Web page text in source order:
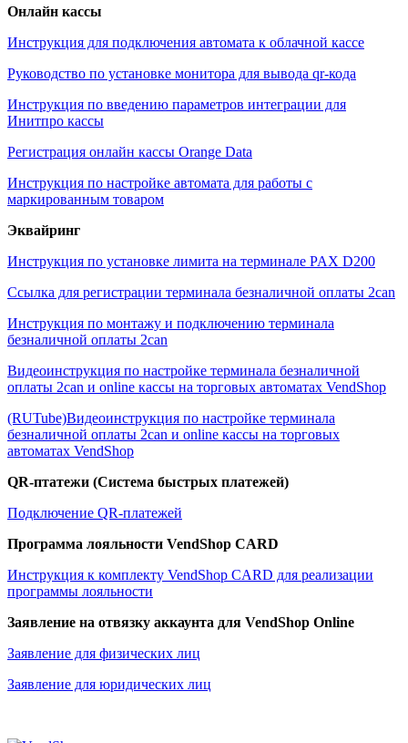
Онлайн кассы
Инструкция для подключения автомата к облачной кассе
Руководство по установке монитора для вывода qr-кода
Инструкция по введению параметров интеграции для
Инитпро кассы
Регистрация онлайн кассы Orange Data
Инструкция по настройке автомата для работы с
маркированным товаром
Эквайринг
Инструкция по установке лимита на терминале PAX D200
Ссылка для регистрации терминала безналичной оплаты 2can
Инструкция по монтажу и подключению терминала
безналичной оплаты 2can
Видеоинструкция по настройке терминала безналичной
оплаты 2can и online кассы на торговых автоматах VendShop
(RUTube)Видеоинструкция по настройке терминала
безналичной оплаты 2can и online кассы на торговых
автоматах VendShop
QR-птатежи (Система быстрых платежей)
Подключение QR-платежей
Программа лояльности VendShop CARD
Инструкция к комплекту VendShop CARD для реализации
программы лояльности
Заявление на отвязку аккаунта для VendShop Online
Заявление для физических лиц
Заявление для юридических лиц